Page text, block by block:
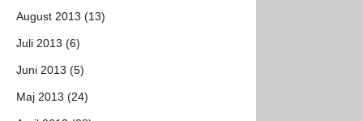
August 2013 (13)
Juli 2013 (6)
Juni 2013 (5)
Maj 2013 (24)